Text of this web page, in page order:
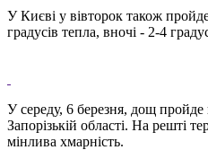
У Києві у вівторок також
градусів тепла, вночі - 2-4
У середу, 6 березня, дощ пройде
Запорізькій області. На решті
мінлива хмарність.